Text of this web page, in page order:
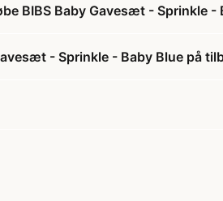
BIBS Baby Gavesæt - Sprinkle -
- Sprinkle - Baby Blue på